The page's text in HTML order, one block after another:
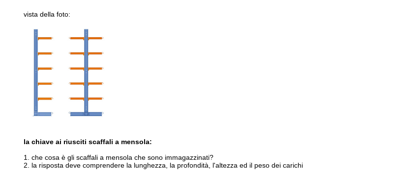
vista della foto:
la chiave ai riusciti scaffali a mensola:
1. che cosa è gli scaffali a mensola che sono immagazzinati?
2. la risposta deve comprendere la lunghezza, la profondità, l'altezza ed il peso dei carichi